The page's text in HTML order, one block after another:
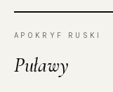
APOKRYF RUSKI
Puławy